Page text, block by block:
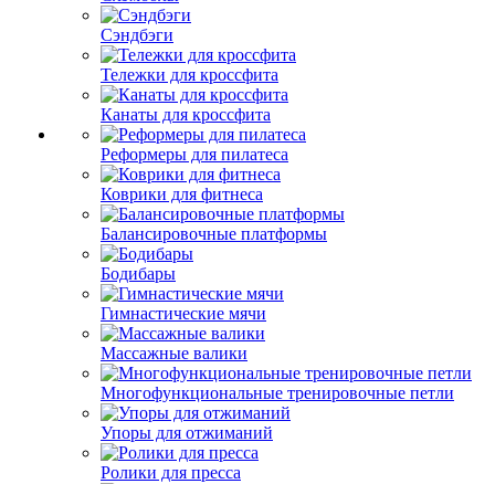
Сэндбэги
Тележки для кроссфита
Канаты для кроссфита
Реформеры для пилатеса
Коврики для фитнеса
Балансировочные платформы
Бодибары
Гимнастические мячи
Массажные валики
Многофункциональные тренировочные петли
Упоры для отжиманий
Ролики для пресса